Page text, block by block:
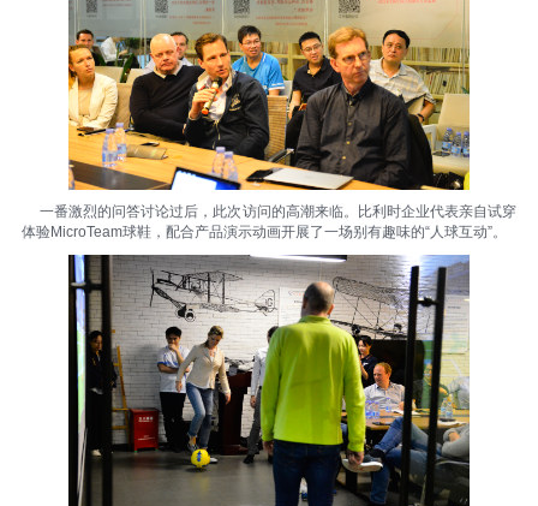
一番激烈的问答讨论过后，此次访问的高潮来临。比利时企业代表亲自试穿
体验MicroTeam球鞋，配合产品演示动画开展了一场别有趣味的“人球互动”。